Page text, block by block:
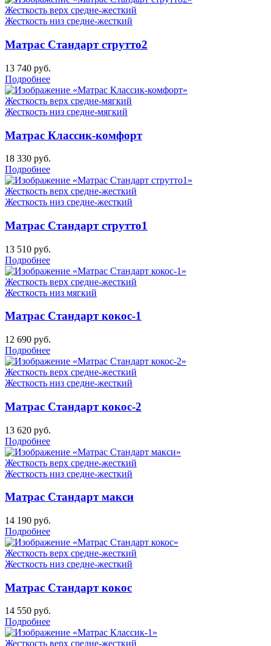
Жесткость верх средне-жесткий
Жесткость низ средне-жесткий
Матрас Стандарт струтто2
13 740 руб.
Подробнее
Жесткость верх средне-мягкий
Жесткость низ средне-мягкий
Матрас Классик-комфорт
18 330 руб.
Подробнее
Жесткость верх средне-жесткий
Жесткость низ средне-жесткий
Матрас Стандарт струтто1
13 510 руб.
Подробнее
Жесткость верх средне-жесткий
Жесткость низ мягкий
Матрас Стандарт кокос-1
12 690 руб.
Подробнее
Жесткость верх средне-жесткий
Жесткость низ средне-жесткий
Матрас Стандарт кокос-2
13 620 руб.
Подробнее
Жесткость верх средне-жесткий
Жесткость низ средне-жесткий
Матрас Стандарт макси
14 190 руб.
Подробнее
Жесткость верх средне-жесткий
Жесткость низ средне-жесткий
Матрас Стандарт кокос
14 550 руб.
Подробнее
Жесткость верх средне-жесткий